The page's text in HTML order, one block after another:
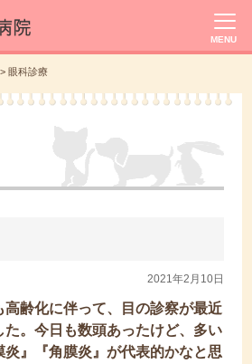
MENU
>眼科診療
2021年2月10日
高齢化に伴って、目の診察が最近
た。今日も数頭あったけど、多い
』『角膜炎』が代表的かなと思